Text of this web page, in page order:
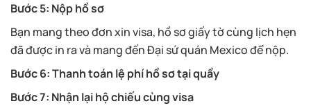
Bước 5: Nộp hồ sơ
Bạn mang theo đơn xin visa, hồ sơ giấy tờ cùng lịch hẹn
đã được in ra và mang đến Đại sứ quán Mexico để nộp.
Bước 6: Thanh toán lệ phí hồ sơ tại quầy
Bước 7: Nhận lại hộ chiếu cùng visa